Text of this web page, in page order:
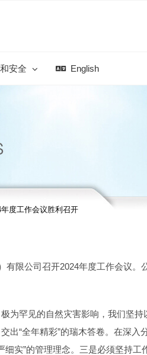
安全 English
度工作会议胜利召开
有限公司召开2024年度工作会议。
为罕见的自然灾害影响，我们坚持
出“全年精彩”的瑞木答卷。在深入
实”的管理理念。三是必须坚持工